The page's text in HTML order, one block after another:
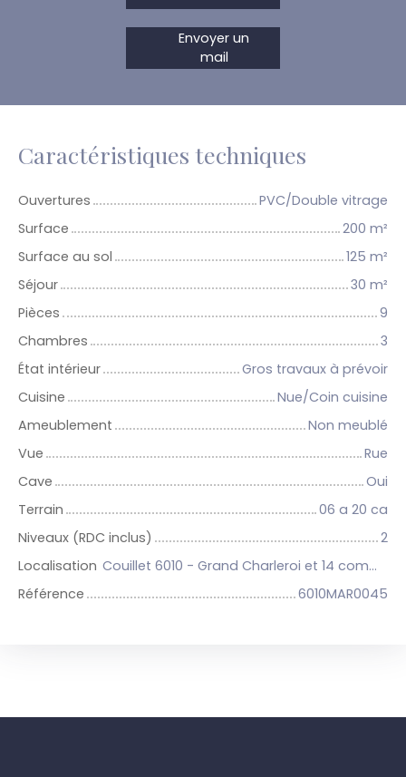
Envoyer un
mail
Caractéristiques techniques
Ouvertures
PVC/Double vitrage
Surface
200 m²
Surface au sol
125 m²
Séjour
30 m²
Pièces
9
Chambres
3
État intérieur
Gros travaux à prévoir
Cuisine
Nue/Coin cuisine
Ameublement
Non meublé
Vue
Rue
Cave
Oui
Terrain
06 a 20 ca
Niveaux (RDC inclus)
2
Localisation
Couillet 6010 - Grand Charleroi et 14 communes
Référence
6010MAR0045